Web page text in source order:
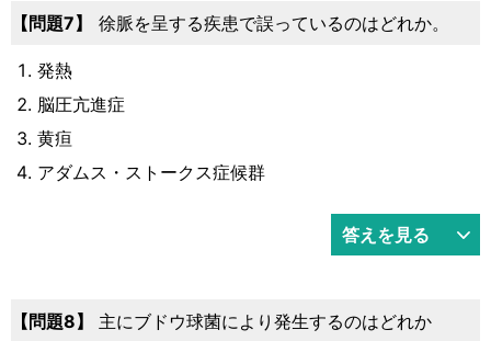
7 徐脈を呈する疾患で誤っているのはどれか。
発熱
脳圧亢進症
黄疸
アダムス・ストークス症候群
答えを見る
8 主にブドウ球菌により発生するのはどれか